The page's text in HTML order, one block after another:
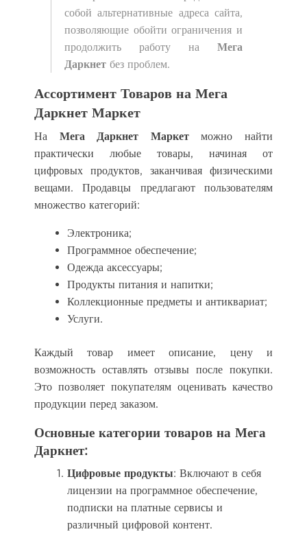
собой альтернативные адреса сайта,
позволяющие обойти ограничения и
продолжить работу на Мега
Даркнет без проблем.
Ассортимент Товаров на Мега
Даркнет Маркет
На Мега Даркнет Маркетможно найти
практически любые товары, начиная от
цифровых продуктов, заканчивая физическими
вещами. Продавцы предлагают пользователям
множество категорий:
Электроника;
Программное обеспечение;
Одежда аксессуары;
Продукты питания и напитки;
Коллекционные предметы и антиквариат;
Услуги.
Каждый товар имеет описание, цену и
возможность оставлять отзывы после покупки.
Это позволяет покупателям оценивать качество
продукции перед заказом.
Основные категории товаров на Мега
Даркнет:
Цифровые продукты: Включают в себя
лицензии на программное обеспечение,
подписки на платные сервисы и
различный цифровой контент.